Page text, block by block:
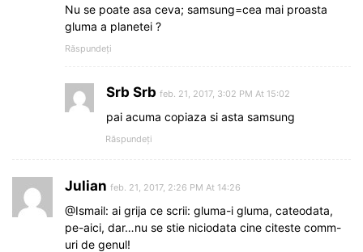
Nu se poate asa ceva; samsung=cea mai proasta
gluma a planetei ?
Răspundeți
Srb Srb feb. 21, 2017, 3:02 PM At 15:02
pai acuma copiaza si asta samsung
Răspundeți
Julian feb. 21, 2017, 2:26 PM At 14:26
@Ismail: ai grija ce scrii: gluma-i gluma, cateodata,
pe-aici, dar…nu se stie niciodata cine citeste comm-
uri de genul!